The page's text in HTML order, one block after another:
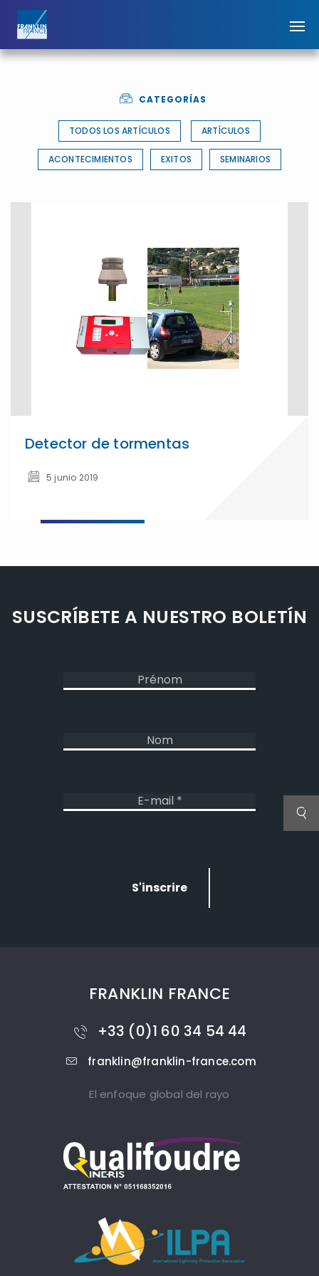
CATEGORÍAS
TODOS LOS ARTÍCULOS ARTÍCULOS
ACONTECIMIENTOS EXITOS SEMINARIOS
Detector de tormentas
5 junio 2019
SUSCRÍBETE A NUESTRO BOLETÍN
FRANKLIN FRANCE
+33 (0)1 60 34 54 44
franklin@franklin-france.com
El enfoque global del rayo